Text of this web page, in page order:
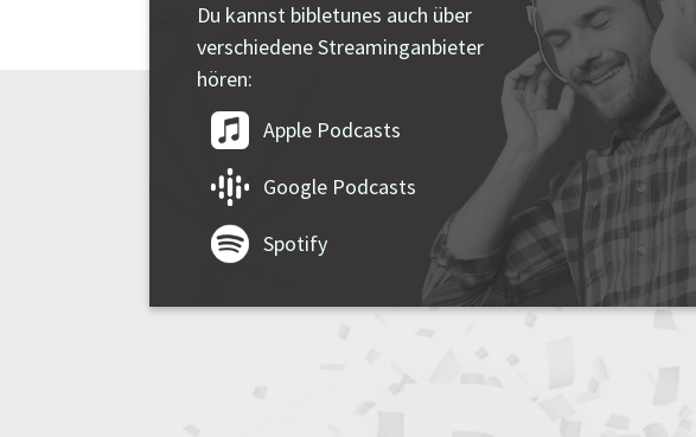
Du kannst bibletunes auch über
verschiedene Streaminganbieter
hören:
Apple Podcasts
Google Podcasts
Spotify